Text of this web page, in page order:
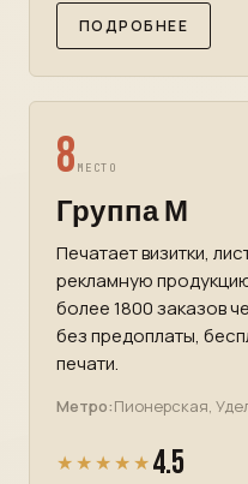
ПОДРОБНЕЕ
8 МЕСТО
Группа М
Печатает визитки,
рекламную
более 1800 заказов
без предоплаты,
печати.
Метро:Пионерская,
★★★★★ 4.5